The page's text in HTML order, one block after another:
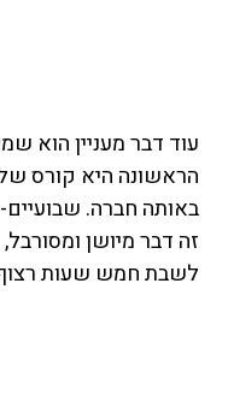
באותה חברה.
זה דבר מיושן
לשבת חמש שעות רצוף בכיתה עם עוד 15 תלמידים שגם